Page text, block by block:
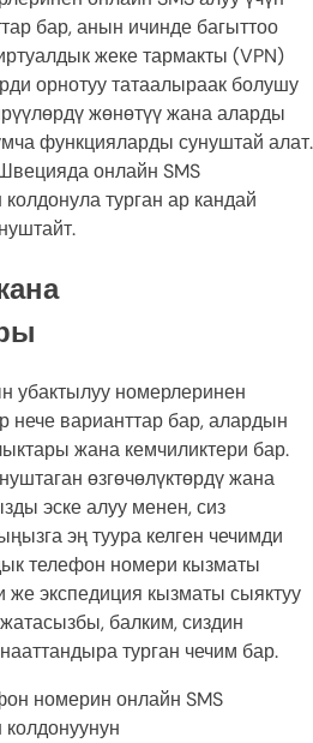
бар, анын ичинде багыттоо
жеке тармакты (VPN)
орнотуу татаалыраак болушу
жөнөтүү жана аларды
функцияларды сунуштай алат.
онлайн SMS
турган ар кандай
номерлеринен
нече варианттар бар, алардын
жана кемчиликтери бар.
өзгөчөлүктөрдү жана
эске алуу менен, сиз
эң туура келген чечимди
телефон номери кызматы
же экспедиция кызматы сыяктуу
балким, сиздин
турган чечим бар.
номерин онлайн SMS